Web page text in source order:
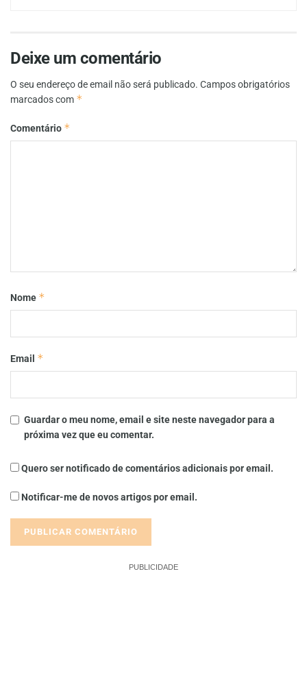
Deixe um comentário
O seu endereço de email não será publicado. Campos obrigatórios
marcados com *
Comentário *
Nome *
Email *
Guardar o meu nome, email e site neste navegador para a
próxima vez que eu comentar.
Quero ser notificado de comentários adicionais por email.
Notificar-me de novos artigos por email.
PUBLICIDADE